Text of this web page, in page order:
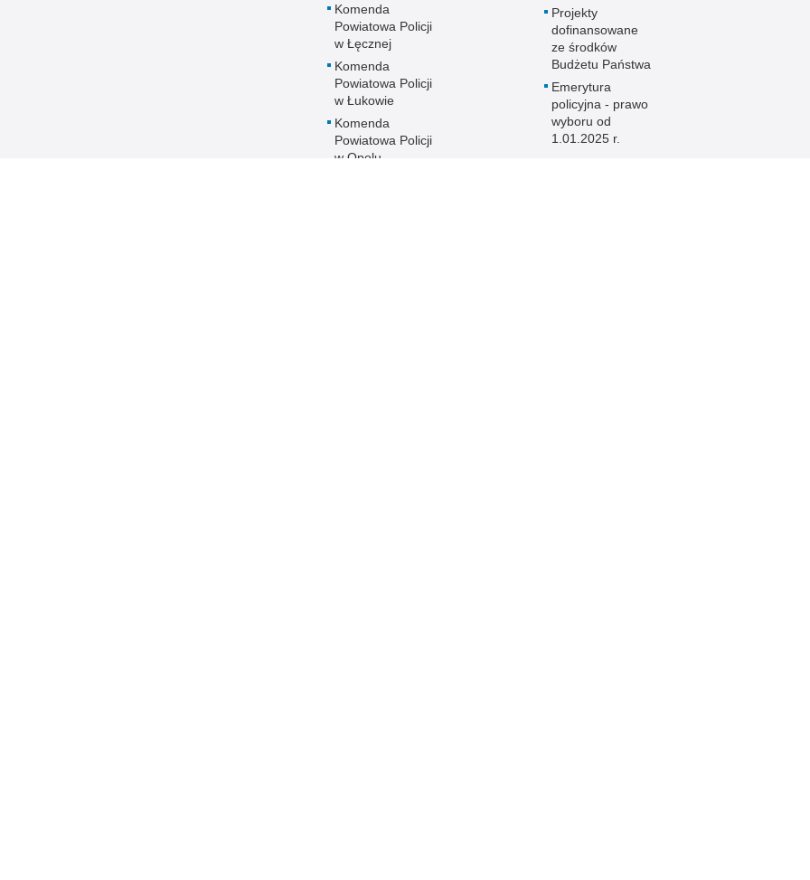
Komenda
Powiatowa Policji
w Łęcznej
Komenda
Powiatowa Policji
w Łukowie
Komenda
Powiatowa Policji
w Opolu
Projekty
dofinansowane
ze środków
Budżetu Państwa
Emerytura
policyjna - prawo
wyboru od
1.01.2025 r.